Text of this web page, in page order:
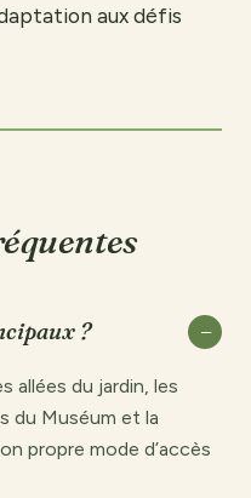
aux défis
?
allées du jardin, les
du Muséum et la
propre mode d’accès